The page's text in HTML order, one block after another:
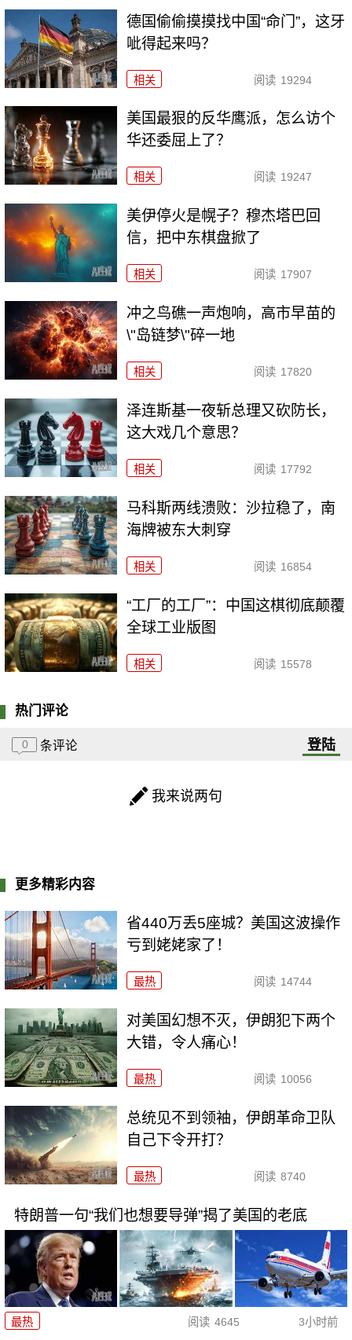
德国偷偷摸摸找中国“命门”，这牙
呲得起来吗？
相关 阅读 19294
美国最狠的反华鹰派，怎么访个
华还委屈上了？
相关 阅读 19247
美伊停火是幌子？穆杰塔巴回
信，把中东棋盘掀了
相关 阅读 17907
冲之鸟礁一声炮响，高市早苗的
\"岛链梦\"碎一地
相关 阅读 17820
泽连斯基一夜斩总理又砍防长，
这大戏几个意思？
相关 阅读 17792
马科斯两线溃败：沙拉稳了，南
海牌被东大刺穿
相关 阅读 16854
“工厂的工厂”：中国这棋彻底颠覆
全球工业版图
相关 阅读 15578
热门评论
0 条评论 登陆
我来说两句
更多精彩内容
省440万丢5座城？美国这波操作
亏到姥姥家了！
最热 阅读 14744
对美国幻想不灭，伊朗犯下两个
大错，令人痛心！
最热 阅读 10056
总统见不到领袖，伊朗革命卫队
自己下令开打？
最热 阅读 8740
特朗普一句“我们也想要导弹”揭了美国的老底
最热 阅读 4645 3小时前